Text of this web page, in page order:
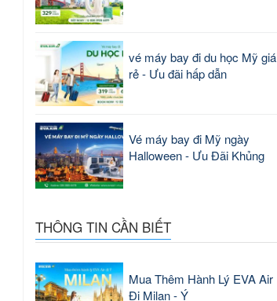
vé máy bay đi du học Mỹ giá
rẻ - Ưu đãi hấp dẫn
Vé máy bay đi Mỹ ngày
Halloween - Ưu Đãi Khủng
THÔNG TIN CẦN BIẾT
Mua Thêm Hành Lý EVA Air
Đi Milan - Ý